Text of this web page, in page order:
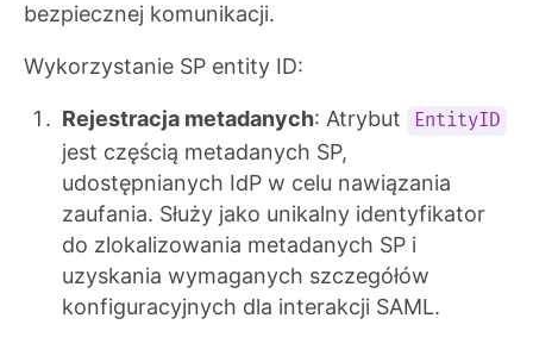
bezpiecznej komunikacji.
Wykorzystanie SP entity ID:
Rejestracja metadanych: Atrybut EntityID
jest częścią metadanych SP,
udostępnianych IdP w celu nawiązania
zaufania. Służy jako unikalny identyfikator
do zlokalizowania metadanych SP i
uzyskania wymaganych szczegółów
konfiguracyjnych dla interakcji SAML.